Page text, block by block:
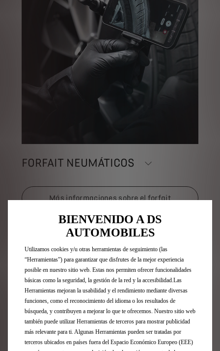
FORFAIT NEUMÁTICOS
Más informaciones sobre el forfait
BIENVENIDO A DS
AUTOMOBILES
Utilizamos cookies y/u otras herramientas de seguimiento (las
“Herramientas”) para garantizar que disfrutes de la mejor experiencia
posible en nuestro sitio web. Estas nos permiten ofrecer funcionalidades
básicas como la seguridad, la gestión de la red y la accesibilidad.Las
Herramientas mejoran la usabilidad y el rendimiento mediante diversas
funciones, como el reconocimiento del idioma o los resultados de
búsqueda, y contribuyen a mejorar lo que te ofrecemos. Nuestro sitio web
también puede utilizar Herramientas de terceros para mostrar publicidad
más relevante para ti. Algunas Herramientas pueden ser tratadas por
terceros ubicados en países fuera del Espacio Económico Europeo (EEE)